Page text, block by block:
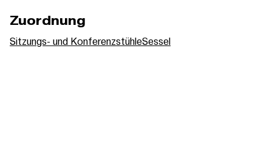
Zuordnung
Sitzungs- und KonferenzstühleSessel